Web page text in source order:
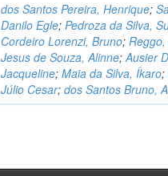
dos Santos Pereira, Henrique;
Danilo Egle;Pedroza da Silva,
Cordeiro Lorenzi, Bruno;
Jesus de Souza, Alinne;Ausier
Jacqueline;Maia da Silva, Íkaro;
Júlio Cesar;dos Santos Bruno,